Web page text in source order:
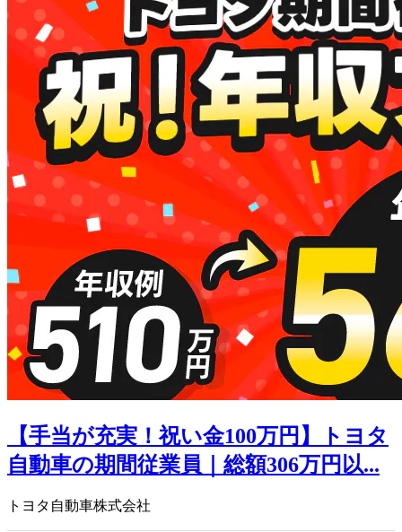
【手当が充実！祝い金100万円】トヨタ
自動車の期間従業員｜総額306万円以...
トヨタ自動車株式会社